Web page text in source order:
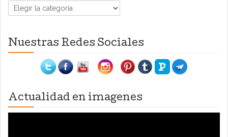
Categorías
Nuestras Redes Sociales
Actualidad en imagenes